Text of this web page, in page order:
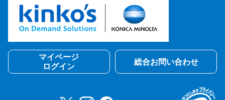
マイページ
ログイン
総合お問い合わせ